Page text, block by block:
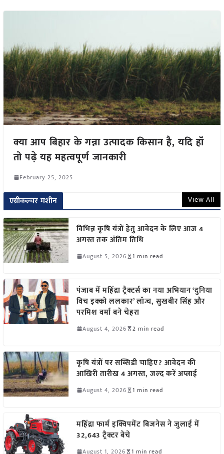
क्या आप बिहार के गन्ना उत्पादक किसान है, यदि हॉं
तो पढ़े यह महत्वपूर्ण जानकारी
February 25, 2025
एग्रीकल्चर मशीन View All
विभिन्न कृषि यंत्रों हेतु आवेदन के लिए आज 4
अगस्त तक अंतिम तिथि
August 5, 2026 1 min read
पंजाब में महिंद्रा ट्रैक्टर्स का नया अभियान ‘दुनिया
विच इक्को ललकार’ लॉन्च, सुखबीर सिंह और
परमिश वर्मा बने चेहरा
August 4, 2026 2 min read
कृषि यंत्रों पर सब्सिडी चाहिए? आवेदन की
आखिरी तारीख 4 अगस्त, जल्द करें अप्लाई
August 4, 2026 1 min read
महिंद्रा फार्म इक्विपमेंट बिजनेस ने जुलाई में
32,643 ट्रैक्टर बेचे
August 1, 2026 1 min read